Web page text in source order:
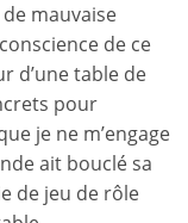
mauvaise
de ce
d’une table de
pour
je ne m’engage
ait bouclé sa
de jeu de rôle